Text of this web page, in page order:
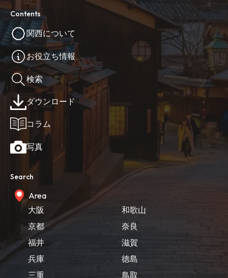
Contents
関西について
お役立ち情報
検索
ダウンロード
コラム
写真
Search
Area
大阪
京都
福井
兵庫
三重
和歌山
奈良
滋賀
徳島
鳥取